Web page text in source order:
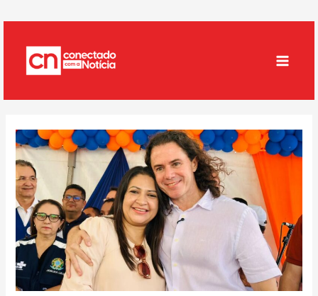
conteúdo